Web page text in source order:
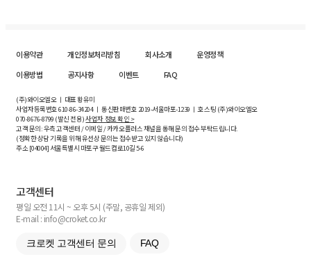
이용약관 개인정보처리방침 회사소개
운영정책
이용방법
공지사항 이벤트 FAQ
(주)와이오엘오 ㅣ 대표 황유미
사업자등록번호610-86-34204ㅣ 통신판매번호 2019-서울마포-1239 ㅣ 호스팅 (주)와이오엘오
070-8676-8799 (발신 전용)사업자 정보 확인 >
고객 문의: 우측 고객센터 / 이메일 / 카카오플러스 채널을 통해 문의 접수 부탁드립니다.
(정확한 상담 기록을 위해 유선상 문의는 접수받고 있지 않습니다)
주소 [04004] 서울특별시 마포구 월드컵로10길5-6
고객센터
평일 오전 11시 ~ 오후 5시 (주말, 공휴일 제외)
E-mail : info@croket.co.kr
크로켓 고객센터 문의 FAQ